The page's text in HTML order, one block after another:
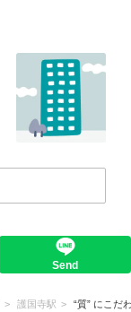
Send
護国寺駅 “質” にこだ